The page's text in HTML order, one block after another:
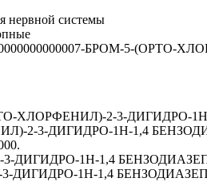
нервной системы
7-БРОМ-5-(ОРТО-
ХЛОРФЕНИЛ)-2-3-ДИГИДРО-
2-3-ДИГИДРО-1Н-1,4
ДИГИДРО-1Н-1,4
1Н-1,4